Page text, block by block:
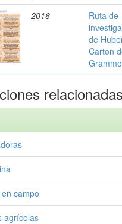
2016
Ruta de
de
Carton
relacionadas
campo
agrícolas